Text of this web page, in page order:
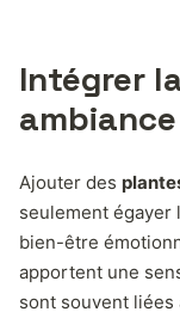
Intégrer
Ajouter des
seulement égayer
bien-être
apportent une
sont souvent liées